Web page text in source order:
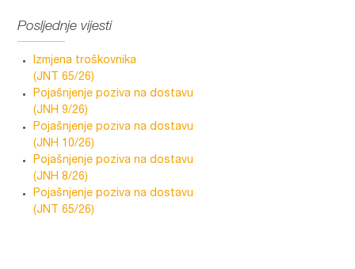
Posljednje vijesti
Izmjena troškovnika
(JNT 65/26)
Pojašnjenje poziva na dostavu
(JNH 9/26)
Pojašnjenje poziva na dostavu
(JNH 10/26)
Pojašnjenje poziva na dostavu
(JNH 8/26)
Pojašnjenje poziva na dostavu
(JNT 65/26)